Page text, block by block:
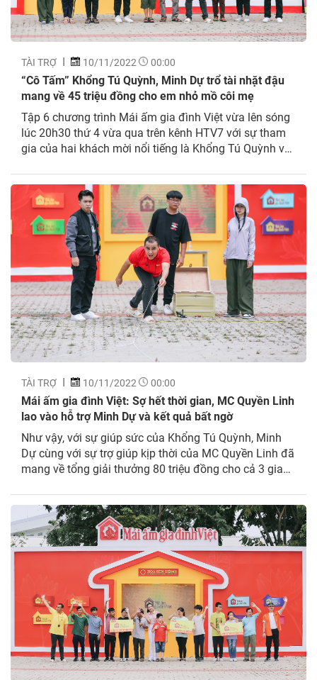
TÀI TRỢ 10/11/2022 00:00
“Cô Tấm” Khổng Tú Quỳnh, Minh Dự trổ tài nhặt đậu
mang về 45 triệu đồng cho em nhỏ mồ côi mẹ
Tập 6 chương trình Mái ấm gia đình Việt vừa lên sóng
lúc 20h30 thứ 4 vừa qua trên kênh HTV7 với sự tham
gia của hai khách mời nổi tiếng là Khổng Tú Quỳnh và
cho 3 hoàn cảnh của các bé: Huỳnh...
TÀI TRỢ 10/11/2022 00:00
Mái ấm gia đình Việt: Sợ hết thời gian, MC Quyền Linh
lao vào hỗ trợ Minh Dự và kết quả bất ngờ
Như vậy, với sự giúp sức của Khổng Tú Quỳnh, Minh
Dự cùng với sự trợ giúp kịp thời của MC Quyền Linh đã
mang về tổng giải thưởng 80 triệu đồng cho cả 3 gia
thêm cho gia đình bé Loan Phụng 5 triệu...